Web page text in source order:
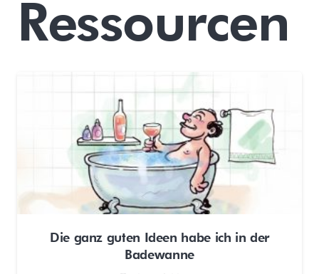
Ressourcen
Die ganz guten Ideen habe ich in der
Badewanne